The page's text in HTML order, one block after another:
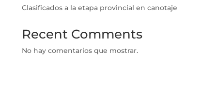
Clasificados a la etapa provincial en canotaje
Recent Comments
No hay comentarios que mostrar.